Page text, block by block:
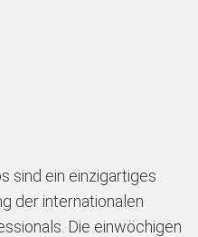
sind ein einzigartiges
der internationalen
Die einwöchigen